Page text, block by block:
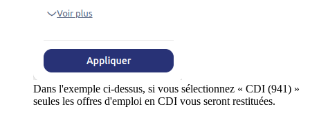
Dans l'exemple ci-dessus, si vous sélectionnez « CDI (941) »
seules les offres d'emploi en CDI vous seront restituées.